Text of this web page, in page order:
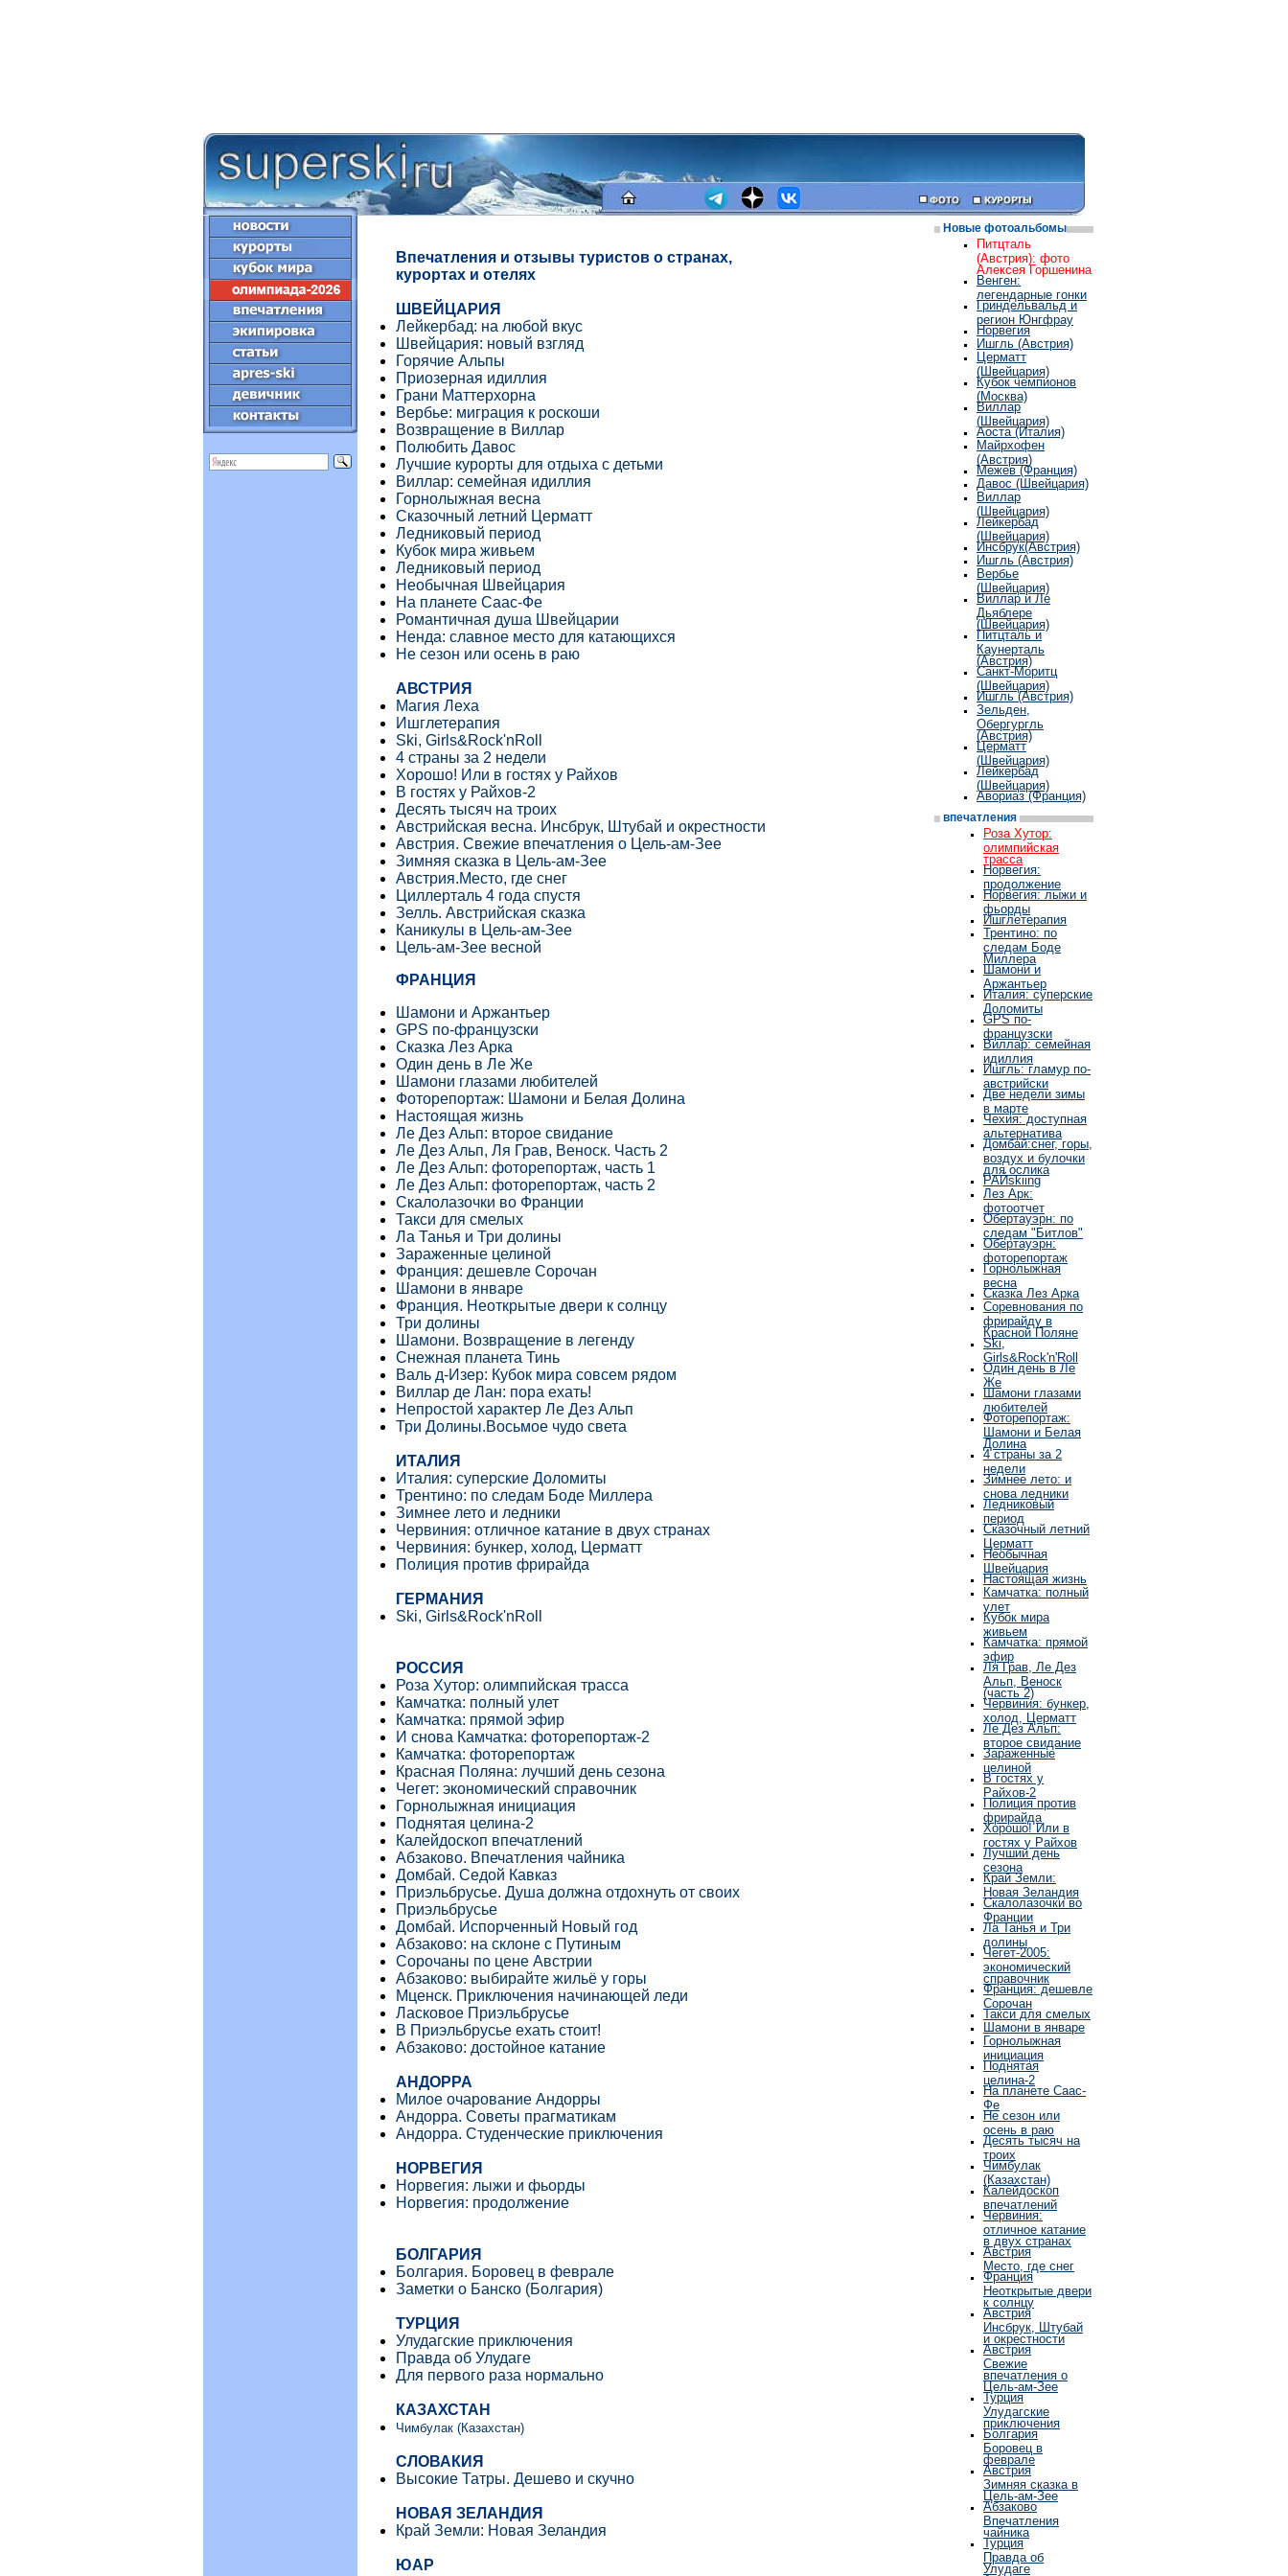
Впечатления и отзывы туристов о странах,
курортах и отелях
ШВЕЙЦАРИЯ
Лейкербад: на любой вкус
Швейцария: новый взгляд
Горячие Альпы
Приозерная идиллия
Грани Маттерхорна
Вербье: миграция к роскоши
Возвращение в Виллар
Полюбить Давос
Лучшие курорты для отдыха с детьми
Виллар: семейная идиллия
Горнолыжная весна
Сказочный летний Церматт
Ледниковый период
Кубок мира живьем
Ледниковый период
Необычная Швейцария
На планете Саас-Фе
Романтичная душа Швейцарии
Ненда: славное место для катающихся
Не сезон или осень в раю
АВСТРИЯ
Магия Леха
Ишглетерапия
Ski, Girls&Rock'nRoll
4 страны за 2 недели
Хорошо! Или в гостях у Райхов
В гостях у Райхов-2
Десять тысяч на троих
Австрийская весна. Инсбрук, Штубай и окрестности
Австрия. Свежие впечатления о Цель-ам-Зее
Зимняя сказка в Цель-ам-Зее
Австрия.Место, где снег
Циллерталь 4 года спустя
Зелль. Австрийская сказка
Каникулы в Цель-ам-Зее
Цель-ам-Зее весной
ФРАНЦИЯ
Шамони и Аржантьер
GPS по-французски
Сказка Лез Арка
Один день в Ле Же
Шамони глазами любителей
Фоторепортаж: Шамони и Белая Долина
Настоящая жизнь
Ле Дез Альп: второе свидание
Ле Дез Альп, Ля Грав, Веноск. Часть 2
Ле Дез Альп: фоторепортаж, часть 1
Ле Дез Альп: фоторепортаж, часть 2
Скалолазочки во Франции
Такси для смелых
Ла Танья и Три долины
Зараженные целиной
Франция: дешевле Сорочан
Шамони в январе
Франция. Неоткрытые двери к солнцу
Три долины
Шамони. Возвращение в легенду
Снежная планета Тинь
Валь д-Изер: Кубок мира совсем рядом
Виллар де Лан: пора ехать!
Непростой характер Ле Дез Альп
Три Долины.Восьмое чудо света
ИТАЛИЯ
Италия: суперские Доломиты
Трентино: по следам Боде Миллера
Зимнее лето и ледники
Червиния: отличное катание в двух странах
Червиния: бункер, холод, Церматт
Полиция против фрирайда
ГЕРМАНИЯ
Ski, Girls&Rock'nRoll
РОССИЯ
Роза Хутор: олимпийская трасса
Камчатка: полный улет
Камчатка: прямой эфир
И снова Камчатка: фоторепортаж-2
Камчатка: фоторепортаж
Красная Поляна: лучший день сезона
Чегет: экономический справочник
Горнолыжная инициация
Поднятая целина-2
Калейдоскоп впечатлений
Абзаково. Впечатления чайника
Домбай. Седой Кавказ
Приэльбрусье. Душа должна отдохнуть от своих
Приэльбрусье
Домбай. Испорченный Новый год
Абзаково: на склоне с Путиным
Сорочаны по цене Австрии
Абзаково: выбирайте жильё у горы
Мценск. Приключения начинающей леди
Ласковое Приэльбрусье
В Приэльбрусье ехать стоит!
Абзаково: достойное катание
АНДОРРА
Милое очарование Андорры
Андорра. Советы прагматикам
Андорра. Студенческие приключения
НОРВЕГИЯ
Норвегия: лыжи и фьорды
Норвегия: продолжение
БОЛГАРИЯ
Болгария. Боровец в феврале
Заметки о Банско (Болгария)
ТУРЦИЯ
Улудагские приключения
Правда об Улудаге
Для первого раза нормально
КАЗАХСТАН
Чимбулак (Казахстан)
СЛОВАКИЯ
Высокиe Татры. Дешево и скучно
НОВАЯ ЗЕЛАНДИЯ
Край Земли: Новая Зеландия
ЮАР
Новые фотоальбомы
Питцталь
(Австрия): фото
Алексея Горшенина
Венген:
легендарные гонки
Гриндельвальд и
регион Юнгфрау
Норвегия
Ишгль (Австрия)
Церматт
(Швейцария)
Кубок чемпионов
(Москва)
Виллар
(Швейцария)
Аоста (Италия)
Майрхофен
(Австрия)
Межев (Франция)
Давос (Швейцария)
Виллар
(Швейцария)
Лейкербад
(Швейцария)
Инсбрук(Австрия)
Ишгль (Австрия)
Вербье
(Швейцария)
Виллар и Ле
Дьяблере
(Швейцария)
Питцталь и
Каунерталь
(Австрия)
Cанкт-Моритц
(Швейцария)
Ишгль (Австрия)
Зельден,
Обергургль
(Австрия)
Церматт
(Швейцария)
Лейкербад
(Швейцария)
Авориаз (Франция)
впечатления
Роза Хутор:
олимпийская
трасса
Норвегия:
продолжение
Норвегия: лыжи и
фьорды
Ишглетерапия
Трентино: по
следам Боде
Миллера
Шамони и
Аржантьер
Италия: суперские
Доломиты
GPS по-
французски
Виллар: семейная
идиллия
Ишгль: гламур по-
австрийски
Две недели зимы
в марте
Чехия: доступная
альтернатива
Домбай:снег, горы,
воздух и булочки
для ослика
РАЙskiing
Лез Арк:
фотоотчет
Обертауэрн: по
следам "Битлов"
Обертауэрн:
фоторепортаж
Горнолыжная
весна
Сказка Лез Арка
Соревнования по
фрирайду в
Красной Поляне
Ski,
Girls&Rock'n'Roll
Один день в Ле
Же
Шамони глазами
любителей
Фоторепортаж:
Шамони и Белая
Долина
4 страны за 2
недели
Зимнее лето: и
снова ледники
Ледниковый
период
Сказочный летний
Церматт
Необычная
Швейцария
Настоящая жизнь
Камчатка: полный
улет
Кубок мира
живьем
Камчатка: прямой
эфир
Ля Грав, Ле Дез
Альп, Веноск
(часть 2)
Червиния: бункер,
холод, Церматт
Ле Дез Альп:
второе свидание
Зараженные
целиной
В гостях у
Райхов-2
Полиция против
фрирайда
Хорошо! Или в
гостях у Райхов
Лучший день
сезона
Край Земли:
Новая Зеландия
Скалолазочки во
Франции
Ла Танья и Три
долины
Чегет-2005:
экономический
справочник
Франция: дешевле
Сорочан
Такси для смелых
Шамони в январе
Горнолыжная
инициация
Поднятая
целина-2
На планете Саас-
Фе
Не сезон или
осень в раю
Десять тысяч на
троих
Чимбулак
(Казахстан)
Калейдоскоп
впечатлений
Червиния:
отличное катание
в двух странах
Австрия
Место, где снег
Франция
Неоткрытые двери
к солнцу
Австрия
Инсбрук, Штубай
и окрестности
Австрия
Свежие
впечатления о
Цель-ам-Зее
Турция
Улудагские
приключения
Болгария
Боровец в
феврале
Австрия
Зимняя сказка в
Цель-ам-Зее
Абзаково
Впечатления
чайника
Турция
Правда об
Улудаге